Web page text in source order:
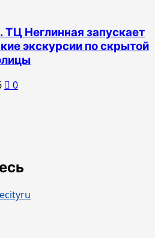
Неглинная запускает
экскурсии по скрытой
0